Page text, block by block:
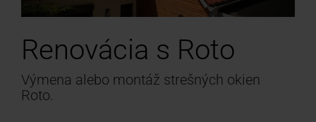
Renovácia s Roto
Výmena alebo montáž strešných okien
Roto.